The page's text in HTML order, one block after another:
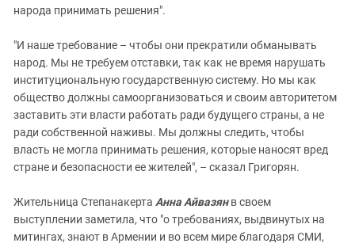
народа принимать решения".
"И наше требование – чтобы они прекратили обманывать
народ. Мы не требуем отставки, так как не время нарушать
институциональную государственную систему. Но мы как
общество должны самоорганизоваться и своим авторитетом
заставить эти власти работать ради будущего страны, а не
ради собственной наживы. Мы должны следить, чтобы
власть не могла принимать решения, которые наносят вред
стране и безопасности ее жителей", – сказал Григорян.
Жительница Степанакерта Анна Айвазянв своем
выступлении заметила, что "о требованиях, выдвинутых на
митингах, знают в Армении и во всем мире благодаря СМИ,